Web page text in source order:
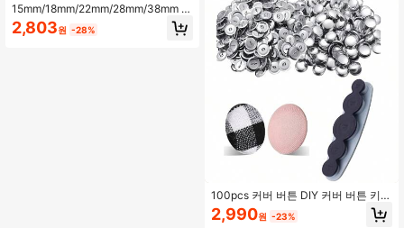
15mm/18mm/22mm/28mm/38mm 4
0세트 버튼 재봉 커버 버튼 키트 도구
포함 DIY 패브릭 커버 버튼 버클 제작
2,803원 -28%
100pcs 커버 버튼 DIY 커버 버튼 키트
- 도구, 준아, 커버 및 성형으로 사용자
정의 버튼 만들기, 나만의 패션 버튼
2,990원 -23%